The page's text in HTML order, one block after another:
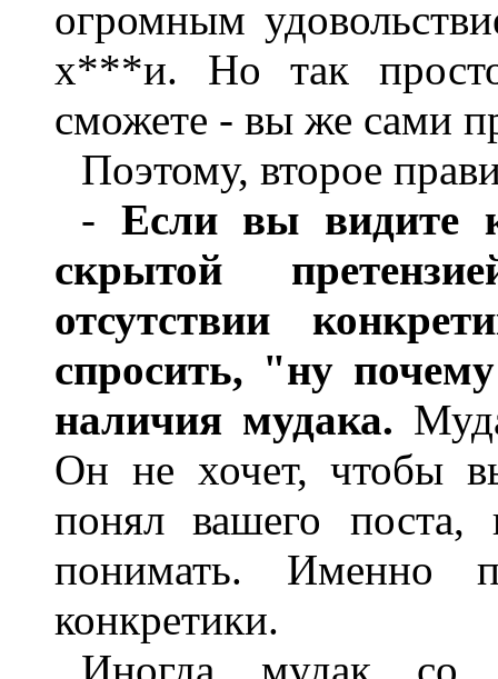
огромным
х***и. Но так
сможете - вы же сами
Поэтому, второе
- Если вы видите
скрытой
отсутствии
спросить, "ну
наличия мудака.
Он не хочет, чтобы
понял вашего
понимать.
конкретики.